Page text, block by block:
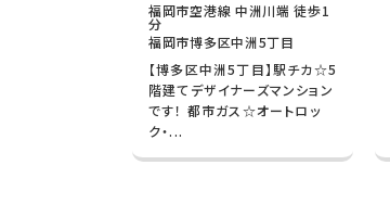
福岡市空港線 中洲川端 徒歩1
分
福岡市博多区中洲5丁目
【博多区中洲5丁目】駅チカ☆5
階建てデザイナーズマンション
です！ 都市ガス☆オートロッ
ク・...